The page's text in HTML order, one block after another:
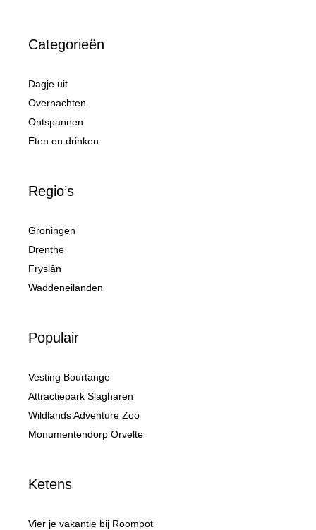
Categorieën
Dagje uit
Overnachten
Ontspannen
Eten en drinken
Regio’s
Groningen
Drenthe
Fryslân
Waddeneilanden
Populair
Vesting Bourtange
Attractiepark Slagharen
Wildlands Adventure Zoo
Monumentendorp Orvelte
Ketens
Vier je vakantie bij Roompot